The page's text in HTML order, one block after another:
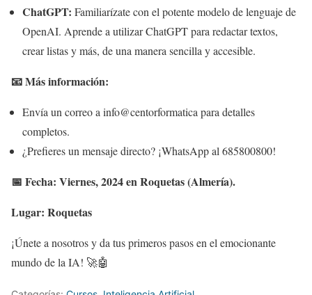
ChatGPT: Familiarízate con el potente modelo de lenguaje de
OpenAI. Aprende a utilizar ChatGPT para redactar textos,
crear listas y más, de una manera sencilla y accesible.
📧 Más información:
Envía un correo a info@centorformatica para detalles
completos.
¿Prefieres un mensaje directo? ¡WhatsApp al 685800800!
📅 Fecha: Viernes, 2024 en Roquetas (Almería).
Lugar: Roquetas
¡Únete a nosotros y da tus primeros pasos en el emocionante
mundo de la IA! 🚀🤖